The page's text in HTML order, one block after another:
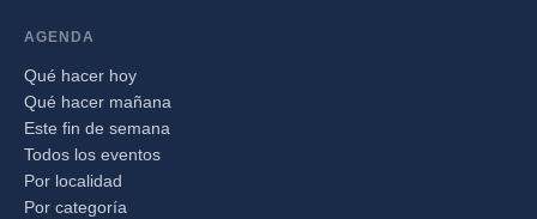
AGENDA
Qué hacer hoy
Qué hacer mañana
Este fin de semana
Todos los eventos
Por localidad
Por categoría